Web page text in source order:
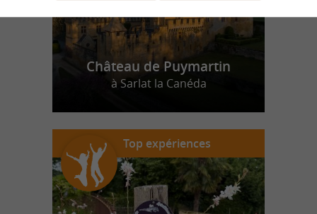
Château de Puymartin
à Sarlat la Canéda
Top expériences